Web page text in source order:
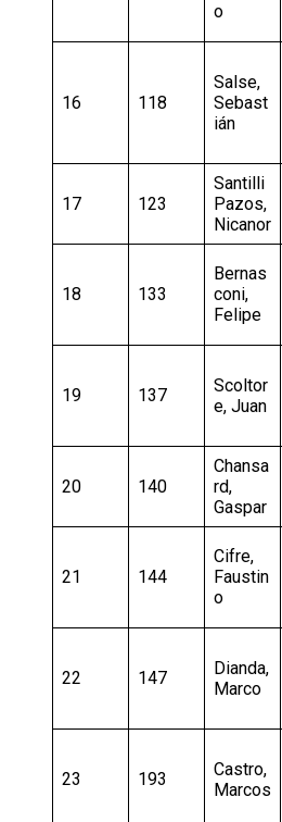
o
16 118
Salse,
Sebast
ián
17 123
Santilli
Pazos,
Nicanor
18 133
Bernas
coni,
Felipe
19 137
Scoltor
e, Juan
20 140
Chansa
rd,
Gaspar
21 144
Cifre,
Faustin
o
22 147
Dianda,
Marco
23 193
Castro,
Marcos